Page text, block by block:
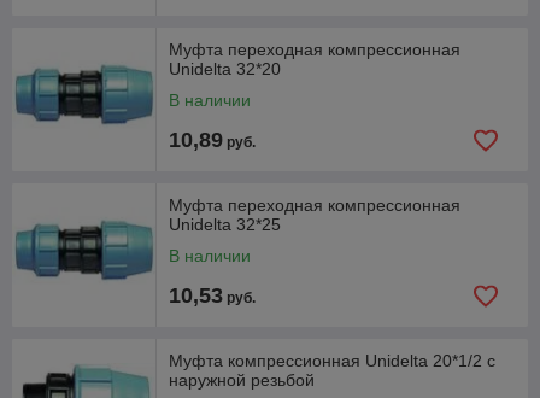
Муфта переходная компрессионная
Unidelta 32*20
В наличии
10,89 руб.
Муфта переходная компрессионная
Unidelta 32*25
В наличии
10,53 руб.
Муфта компрессионная Unidelta 20*1/2 с
наружной резьбой